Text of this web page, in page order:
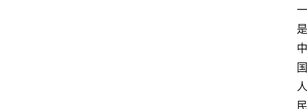
一
是
中
国
人
民